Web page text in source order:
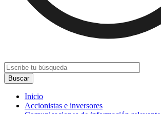
Inicio
Accionistas e inversores